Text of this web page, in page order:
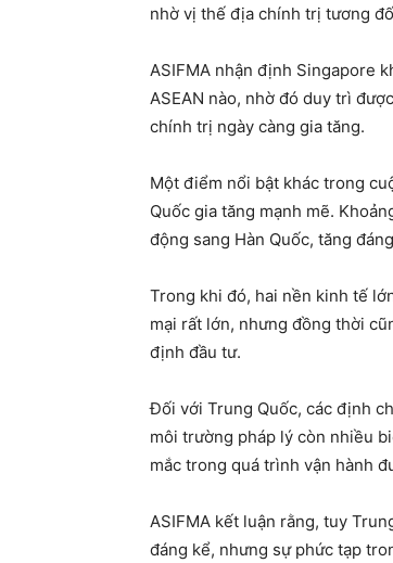
nhờ vị thế địa chính trị tương
ASIFMA nhận định Singapore
ASEAN nào, nhờ đó duy trì
chính trị ngày càng gia tăng.
Một điểm nổi bật khác trong
Quốc gia tăng mạnh mẽ.
động sang Hàn Quốc, tăng
Trong khi đó, hai nền kinh tế
mại rất lớn, nhưng đồng thời
định đầu tư.
Đối với Trung Quốc, các định
môi trường pháp lý còn nhiều
mắc trong quá trình vận hành
ASIFMA kết luận rằng, tuy
đáng kể, nhưng sự phức tạp